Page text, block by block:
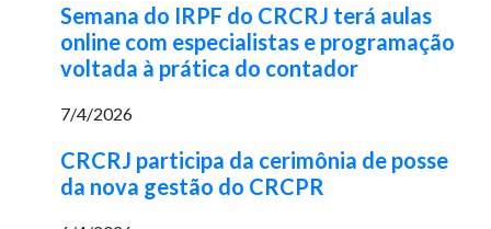
Semana do IRPF do CRCRJ terá aulas
online com especialistas e programação
voltada à prática do contador
7/4/2026
CRCRJ participa da cerimônia de posse
da nova gestão do CRCPR